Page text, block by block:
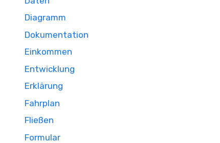
Diagramm
Dokumentation
Einkommen
Entwicklung
Erklärung
Fahrplan
Fließen
Formular